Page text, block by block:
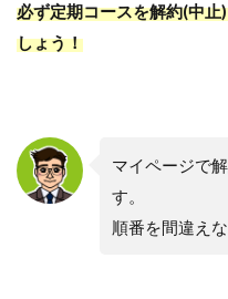
必ず定期コースを解約(中
しょう！
マイページで
す。
順番を間違え